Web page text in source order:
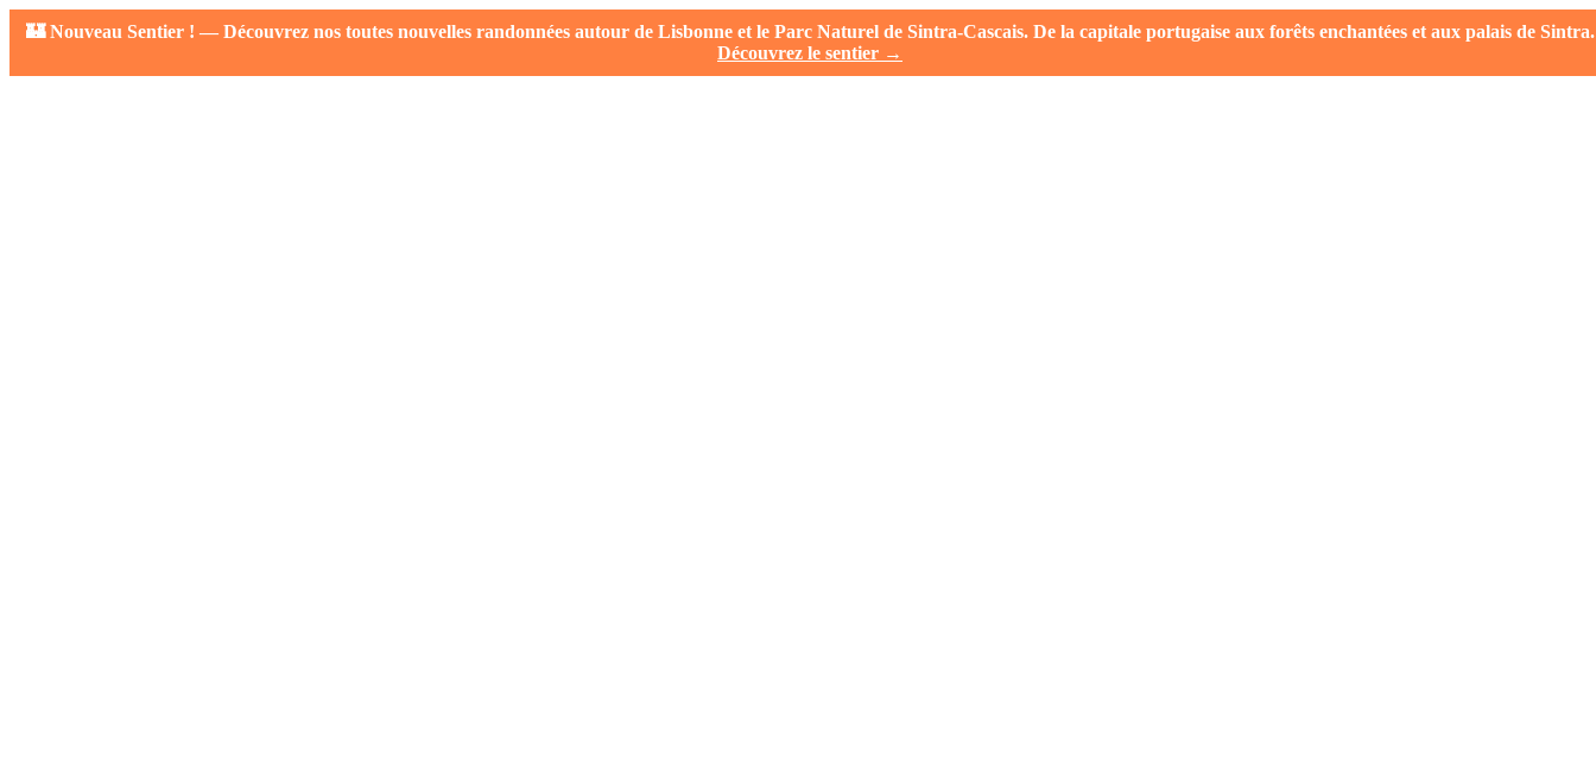
🏰 Nouveau Sentier ! — Découvrez nos toutes nouvelles randonnées autour de Lisbonne et le Parc Naturel de Sintra-Cascais. De la capitale portugaise aux forêts enchantées et aux palais de Sintra.
Découvrez le sentier →